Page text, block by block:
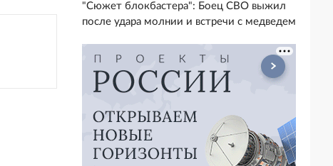
"Сюжет блокбастера": Боец СВО выжил
после удара молнии и встречи с медведем